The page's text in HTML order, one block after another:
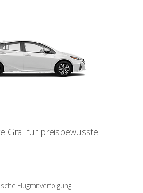
Gral für preisbewusste
Flugmitverfolgung